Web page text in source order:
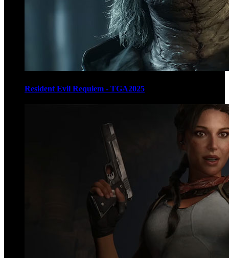
Resident Evil Requiem - TGA2025